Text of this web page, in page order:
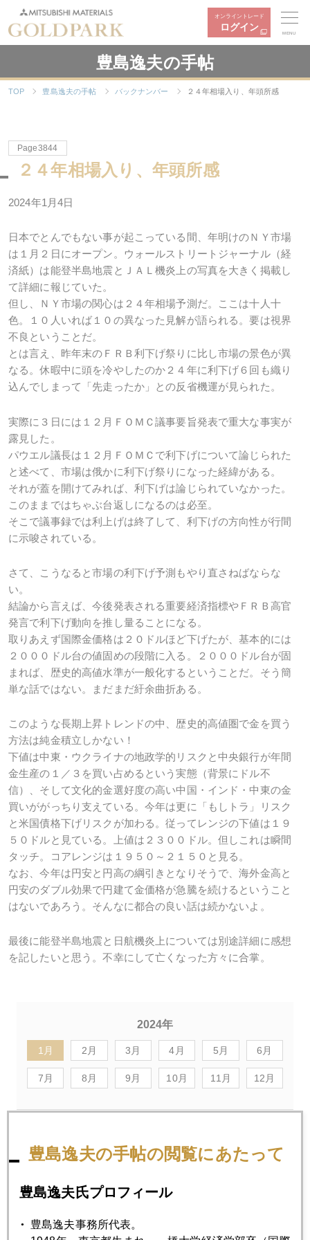
オンライントレード
ログイン
MENU
豊島逸夫の手帖
TOP 豊島逸夫の手帖 バックナンバー ２４年相場入り、年頭所感
Page3844
２４年相場入り、年頭所感
2024年1月4日
日本でとんでもない事が起こっている間、年明けのＮＹ市場
は１月２日にオープン。ウォールストリートジャーナル（経
済紙）は能登半島地震とＪＡＬ機炎上の写真を大きく掲載し
て詳細に報じていた。
但し、ＮＹ市場の関心は２４年相場予測だ。ここは十人十
色。１０人いれば１０の異なった見解が語られる。要は視界
不良ということだ。
とは言え、昨年末のＦＲＢ利下げ祭りに比し市場の景色が異
なる。休暇中に頭を冷やしたのか２４年に利下げ６回も織り
込んでしまって「先走ったか」との反省機運が見られた。
実際に３日には１２月ＦＯＭＣ議事要旨発表で重大な事実が
露見した。
パウエル議長は１２月ＦＯＭＣで利下げについて論じられた
と述べて、市場は俄かに利下げ祭りになった経緯がある。
それが蓋を開けてみれば、利下げは論じられていなかった。
このままではちゃぶ台返しになるのは必至。
そこで議事録では利上げは終了して、利下げの方向性が行間
に示唆されている。
さて、こうなると市場の利下げ予測もやり直さねばならな
い。
結論から言えば、今後発表される重要経済指標やＦＲＢ高官
発言で利下げ動向を推し量ることになる。
取りあえず国際金価格は２０ドルほど下げたが、基本的には
２０００ドル台の値固めの段階に入る。２０００ドル台が固
まれば、歴史的高値水準が一般化するということだ。そう簡
単な話ではない。まだまだ紆余曲折ある。
このような長期上昇トレンドの中、歴史的高値圏で金を買う
方法は純金積立しかない！
下値は中東・ウクライナの地政学的リスクと中央銀行が年間
金生産の１／３を買い占めるという実態（背景にドル不
信）、そして文化的金選好度の高い中国・インド・中東の金
買いががっちり支えている。今年は更に「もしトラ」リスク
と米国債格下げリスクが加わる。従ってレンジの下値は１９
５０ドルと見ている。上値は２３００ドル。但しこれは瞬間
タッチ。コアレンジは１９５０～２１５０と見る。
なお、今年は円安と円高の綱引きとなりそうで、海外金高と
円安のダブル効果で円建て金価格が急騰を続けるということ
はないであろう。そんなに都合の良い話は続かないよ。
最後に能登半島地震と日航機炎上については別途詳細に感想
を記したいと思う。不幸にして亡くなった方々に合掌。
2024年
1月 2月 3月 4月 5月 6月
7月 8月 9月 10月 11月 12月
中国と金
2024年01月29日
豊島逸夫の手帖の閲覧にあたって
豊島逸夫氏プロフィール
豊島逸夫事務所代表。